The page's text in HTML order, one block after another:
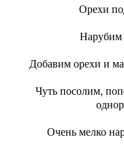
Орехи
Добавим орехи и
Чуть посолим,
Очень мелко